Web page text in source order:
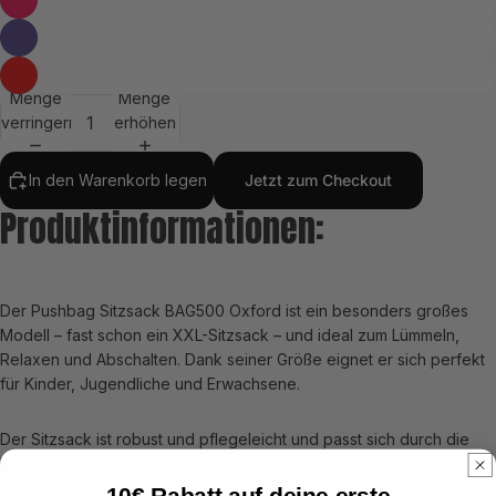
Menge
verringern
Menge
erhöhen
In den Warenkorb legen Jetzt zum Checkout
Produktinformationen:
Der Pushbag Sitzsack BAG500 Oxford ist ein besonders großes
Modell – fast schon ein XXL-Sitzsack – und ideal zum Lümmeln,
Relaxen und Abschalten. Dank seiner Größe eignet er sich perfekt
für Kinder, Jugendliche und Erwachsene.
Der Sitzsack ist robust und pflegeleicht und passt sich durch die
Füllung aus geprüften und zertifizierten EPS-Perlen flexibel jeder
Körperform an, während er stabilen Sitz- und Liegekomfort bietet.